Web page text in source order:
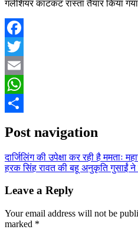
गलेशियर काटकट रास्ता तैयार किया
Facebook
Twitter
Email
WhatsApp
Post navigation
दार्जिलिंग की उपेक्षा कर रही है ममताः
हरक सिंह रावत की बहू अनुकृति गुसाईं ने
Leave a Reply
Your email address will not be
marked *